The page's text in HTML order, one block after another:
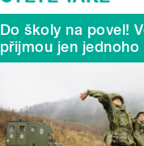
Do školy na povel!
přijmou jen jednoho